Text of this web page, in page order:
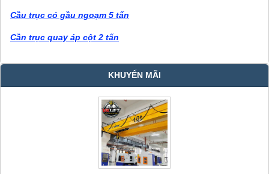
Cầu trục có gầu ngoạm 5 tấn
Cần trục quay áp cột 2 tấn
KHUYẾN MÃI